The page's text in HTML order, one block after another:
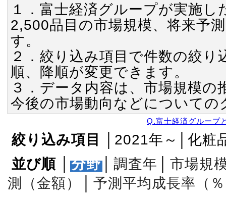
１．富士経済グループが実施し
2,500品目の市場規模、将来予
す。
２．絞り込み項目で件数の絞
順、降順が変更できます。
３．データ内容は、市場規模
今後の市場動向などについて
Q.富士経済グループ
絞り込み項目
│2021年～│化粧
並び順
分野 調査年
市場規
測（金額）
予測平均成長率（